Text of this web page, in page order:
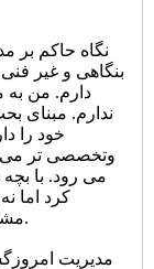
نگاه حاکم بر
بنگاهی و غیر
دارم. من به
ندارم. مبنای
خود را
وتخصصی تر
می رود. با بچه
کرد اما
مشارکتی یا تفویضی چگونه است؟ اختیاری است.
مدیریت